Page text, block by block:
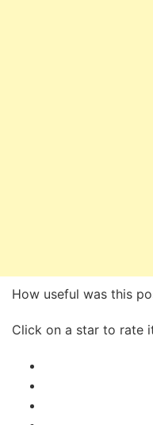
How useful was this
Click on a star to rate